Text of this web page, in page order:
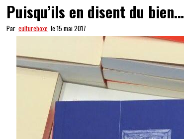
Puisqu’ils en disent du bien…
Par cultureboxe le 15 mai 2017